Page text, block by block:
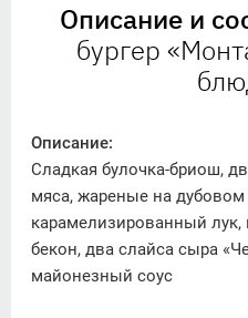
Описание и
бургер
Описание:
Сладкая булочка-бриош,
мяса, жареные на дубовом
карамелизированный
бекон, два слайса сыра
майонезный соус